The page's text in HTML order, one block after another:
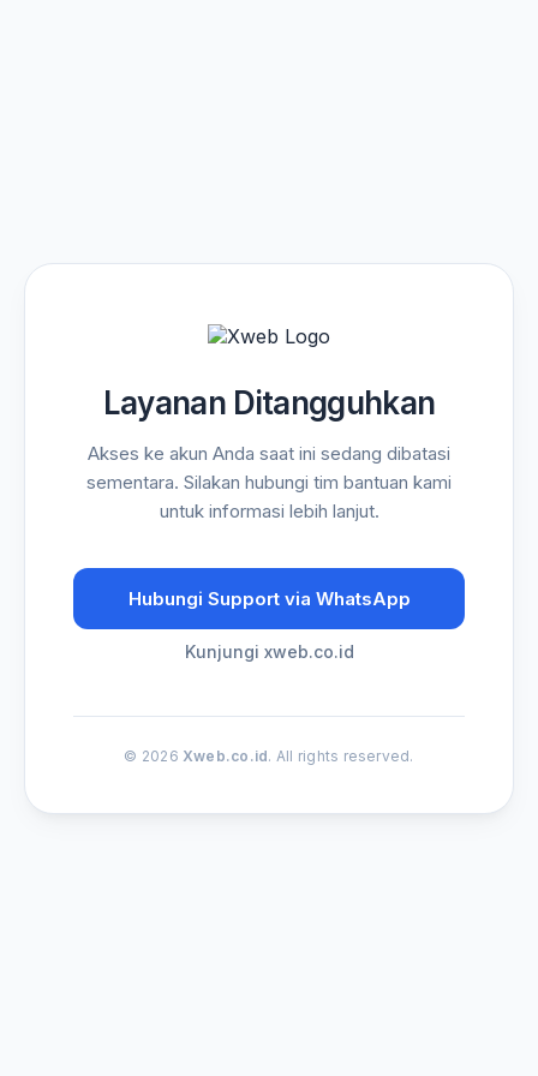
Layanan Ditangguhkan
Akses ke akun Anda saat ini sedang dibatasi
sementara. Silakan hubungi tim bantuan kami
untuk informasi lebih lanjut.
Hubungi Support via WhatsApp
Kunjungi xweb.co.id
© 2026 Xweb.co.id. All rights reserved.